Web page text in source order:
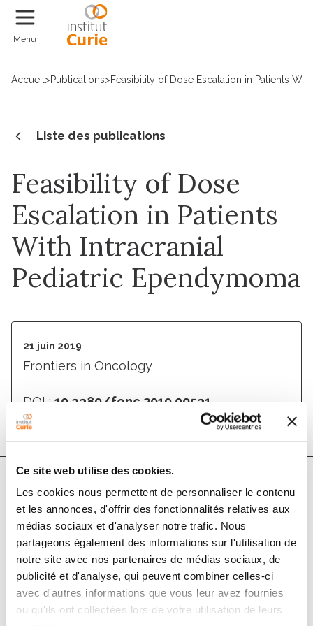
Ce site web utilise des cookies.
Les cookies nous permettent de personnaliser le contenu
et les annonces, d'offrir des fonctionnalités relatives aux
médias sociaux et d'analyser notre trafic. Nous
partageons également des informations sur l'utilisation de
notre site avec nos partenaires de médias sociaux, de
publicité et d'analyse, qui peuvent combiner celles-ci
avec d'autres informations que vous leur avez fournies
ou qu'ils ont collectées lors de votre utilisation de leurs
Menu
Accueil >Publications>Feasibility of Dose Escalation in Patients
Liste des publications
Feasibility of Dose
Escalation in Patients
With Intracranial
Pediatric Ependymoma
21 juin 2019
Frontiers in Oncology
DOI : 10.3389/fonc.2019.00531
Auteurs
Fatima Tensaouti, Anne Ducassou, Léonor Chaltiel,
Stéphanie Bolle, Jean Louis Habrand, Claire Alapetite,
Bernard Coche-Dequeant, Valérie Bernier, Line
Claude, Christian Carrie, Laetitia Padovani, Xavier
Muracciole, Stéphane Supiot, Aymeri Huchet, Julie